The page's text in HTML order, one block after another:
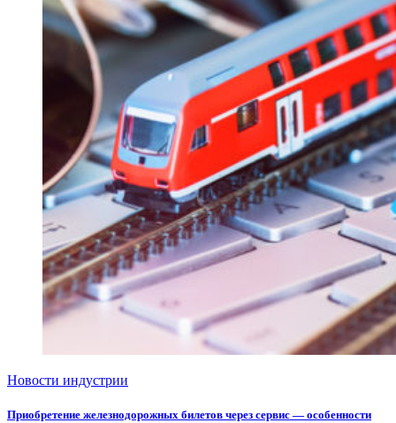
Новости индустрии
Приобретение железнодорожных билетов через сервис — особенности